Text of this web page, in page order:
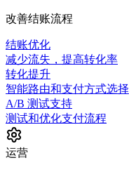
改善结账流程
结账优化
减少流失，提高转化率
转化提升
智能路由和支付方式选择
A/B 测试支持
测试和优化支付流程
运营